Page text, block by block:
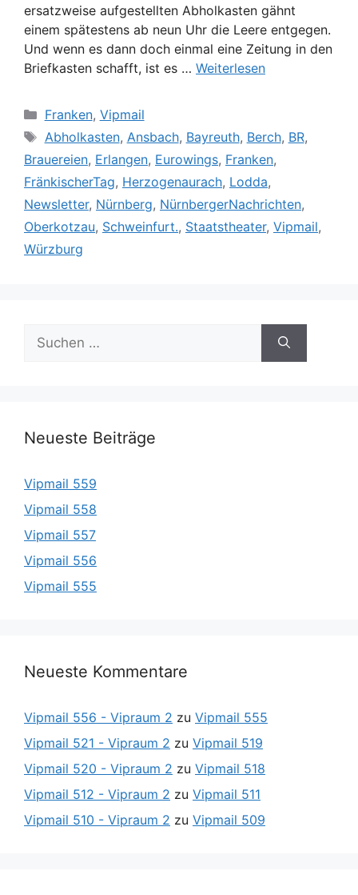
ersatzweise aufgestellten Abholkasten gähnt
einem spätestens ab neun Uhr die Leere entgegen.
Und wenn es dann doch einmal eine Zeitung in den
Briefkasten schafft, ist es … Weiterlesen
Kategorien
Franken, Vipmail
Schlagwörter
Abholkasten, Ansbach, Bayreuth, Berch, BR,
Brauereien, Erlangen, Eurowings, Franken,
FränkischerTag, Herzogenaurach, Lodda,
Newsletter, Nürnberg, NürnbergerNachrichten,
Oberkotzau, Schweinfurt., Staatstheater, Vipmail,
Würzburg
Suche
nach:
Neueste Beiträge
Vipmail 559
Vipmail 558
Vipmail 557
Vipmail 556
Vipmail 555
Neueste Kommentare
Vipmail 556 - Vipraum 2 zu Vipmail 555
Vipmail 521 - Vipraum 2 zu Vipmail 519
Vipmail 520 - Vipraum 2 zu Vipmail 518
Vipmail 512 - Vipraum 2 zu Vipmail 511
Vipmail 510 - Vipraum 2 zu Vipmail 509